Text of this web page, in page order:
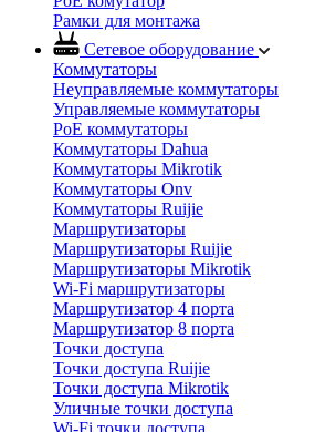
Рамки для монтажа
Сетевое оборудование
Коммутаторы
Неуправляемые коммутаторы
Управляемые коммутаторы
PoE коммутаторы
Коммутаторы Dahua
Коммутаторы Mikrotik
Коммутаторы Onv
Коммутаторы Ruijie
Маршрутизаторы
Маршрутизаторы Ruijie
Маршрутизаторы Mikrotik
Wi-Fi маршрутизаторы
Маршрутизатор 4 порта
Маршрутизатор 8 порта
Точки доступа
Точки доступа Ruijie
Точки доступа Mikrotik
Уличные точки доступа
Wi-Fi точки доступа